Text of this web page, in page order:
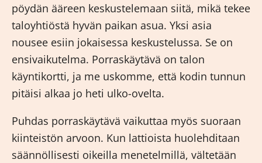
pöydän ääreen keskustelemaan siitä, mikä tekee
taloyhtiöstä hyvän paikan asua. Yksi asia
nousee esiin jokaisessa keskustelussa. Se on
ensivaikutelma. Porraskäytävä on talon
käyntikortti, ja me uskomme, että kodin tunnun
pitäisi alkaa jo heti ulko-ovelta.
Puhdas porraskäytävä vaikuttaa myös suoraan
kiinteistön arvoon. Kun lattioista huolehditaan
säännöllisesti oikeilla menetelmillä, vältetään